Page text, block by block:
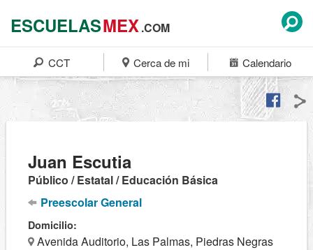
ESCUELASMEX.COM
CCT Cerca de mi Calendario
Juan Escutia
Público / Estatal / Educación Básica
Preescolar General
Domicilio:
Avenida Auditorio, Las Palmas, Piedras Negras